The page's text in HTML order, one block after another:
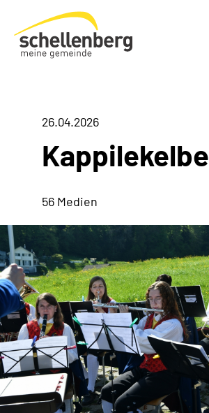
Gemeinde Schellenberg Startseite
26.04.2026
Kappilekelbe
56 Medien